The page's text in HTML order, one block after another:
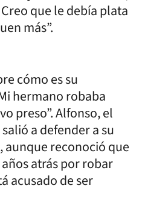
que le debía plata
más”.
cómo es su
hermano robaba
preso”. Alfonso, el
a defender a su
aunque reconoció que
atrás por robar
acusado de ser